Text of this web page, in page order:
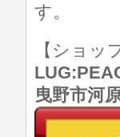
す。
【ショ
曳野市河